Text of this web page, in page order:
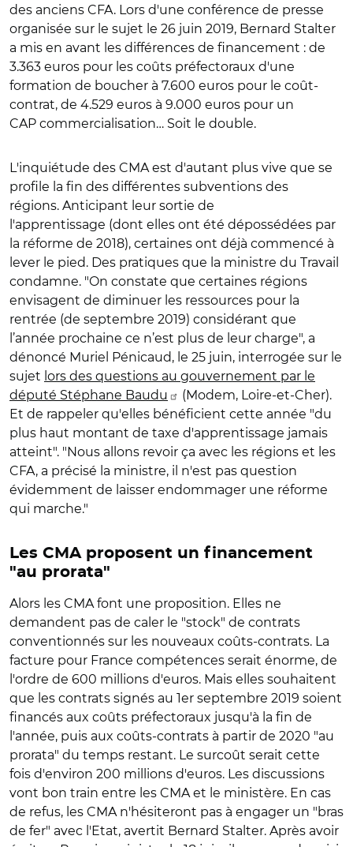
des anciens CFA. Lors d'une conférence de presse
organisée sur le sujet le 26 juin 2019, Bernard Stalter
a mis en avant les différences de financement : de
3.363 euros pour les coûts préfectoraux d'une
formation de boucher à 7.600 euros pour le coût-
contrat, de 4.529 euros à 9.000 euros pour un
CAP commercialisation… Soit le double.
L'inquiétude des CMA est d'autant plus vive que se
profile la fin des différentes subventions des
régions. Anticipant leur sortie de
l'apprentissage (dont elles ont été dépossédées par
la réforme de 2018), certaines ont déjà commencé à
lever le pied. Des pratiques que la ministre du Travail
condamne. "On constate que certaines régions
envisagent de diminuer les ressources pour la
rentrée (de septembre 2019) considérant que
l’année prochaine ce n’est plus de leur charge", a
dénoncé Muriel Pénicaud, le 25 juin, interrogée sur le
sujet lors des questions au gouvernement par le
député Stéphane Baudu
(Modem, Loire-et-Cher).
Et de rappeler qu'elles bénéficient cette année "du
plus haut montant de taxe d'apprentissage jamais
atteint". "Nous allons revoir ça avec les régions et les
CFA, a précisé la ministre, il n'est pas question
évidemment de laisser endommager une réforme
qui marche."
Les CMA proposent un financement
"au prorata"
Alors les CMA font une proposition. Elles ne
demandent pas de caler le "stock" de contrats
conventionnés sur les nouveaux coûts-contrats. La
facture pour France compétences serait énorme, de
l'ordre de 600 millions d'euros. Mais elles souhaitent
que les contrats signés au 1er septembre 2019 soient
financés aux coûts préfectoraux jusqu'à la fin de
l'année, puis aux coûts-contrats à partir de 2020 "au
prorata" du temps restant. Le surcoût serait cette
fois d'environ 200 millions d'euros. Les discussions
vont bon train entre les CMA et le ministère. En cas
de refus, les CMA n'hésiteront pas à engager un "bras
de fer" avec l'Etat, avertit Bernard Stalter. Après avoir